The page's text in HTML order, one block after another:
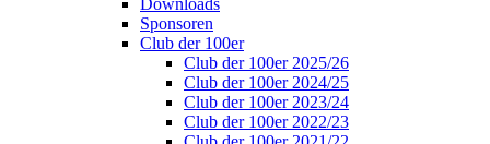
Downloads
Sponsoren
Club der 100er
Club der 100er 2025/26
Club der 100er 2024/25
Club der 100er 2023/24
Club der 100er 2022/23